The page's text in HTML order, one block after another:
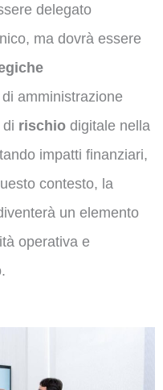
delegato
ma dovrà essere
amministrazione
rischio digitale nella
impatti finanziari,
contesto, la
un elemento
operativa e